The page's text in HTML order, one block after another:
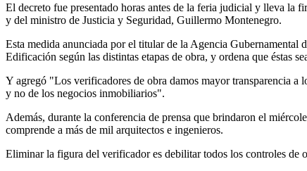
El decreto fue presentado horas antes de la feria judicial y lleva
y del ministro de Justicia y Seguridad, Guillermo Montenegro.
Esta medida anunciada por el titular de la Agencia
Edificación según las distintas etapas de obra, y ordena que éstas
Y agregó "Los verificadores de obra damos mayor transparencia a
y no de los negocios inmobiliarios".
Además, durante la conferencia de prensa que brindaron el
comprende a más de mil arquitectos e ingenieros.
Eliminar la figura del verificador es debilitar todos los controles de